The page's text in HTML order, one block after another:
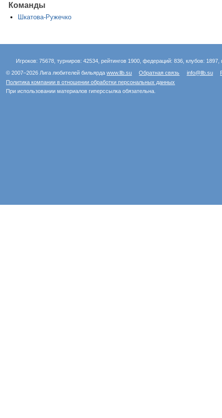
Команды
Шкатова-Ружечко
Игроков: 75678, турниров: 42534, рейтингов 1900, федераций: 836, клубов:
© 2007–2026 Лига любителей бильярдаwww.llb.su Обратная связь info@llb.su
Политика компании в отношении обработки персональных данных
При использовании материалов гиперссылка обязательна.